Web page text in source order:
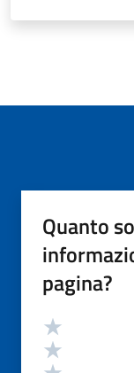
Quanto
pagina?
Valutazione